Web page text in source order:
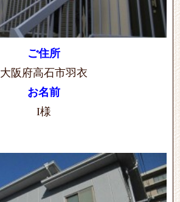
ご住所
大阪府高石市羽衣
お名前
I様